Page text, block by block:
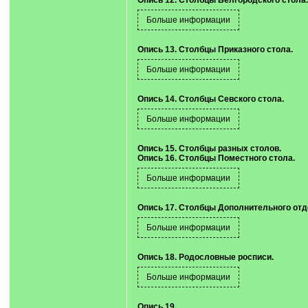
Опись 13. Столбцы Приказного стола.
Опись 14. Столбцы Севского стола.
Опись 15. Столбцы разных столов.
Опись 16. Столбцы Поместного стола.
Опись 17. Столбцы Дополнительного
Опись 18. Родословные росписи.